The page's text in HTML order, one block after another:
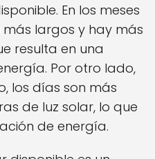
En los meses
largos y hay más
resulta en una
Por otro lado,
los días son más
de luz solar, lo que
de energía.